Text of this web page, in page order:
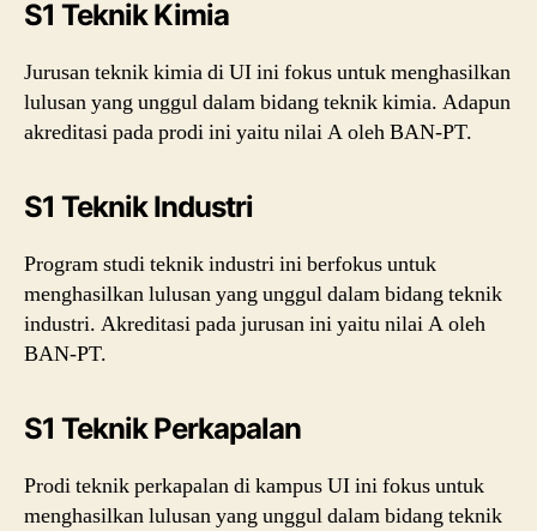
S1 Teknik Kimia
Jurusan teknik kimia di UI ini fokus untuk menghasilkan
lulusan yang unggul dalam bidang teknik kimia. Adapun
akreditasi pada prodi ini yaitu nilai A oleh BAN-PT.
S1 Teknik Industri
Program studi teknik industri ini berfokus untuk
menghasilkan lulusan yang unggul dalam bidang teknik
industri. Akreditasi pada jurusan ini yaitu nilai A oleh
BAN-PT.
S1 Teknik Perkapalan
Prodi teknik perkapalan di kampus UI ini fokus untuk
menghasilkan lulusan yang unggul dalam bidang teknik